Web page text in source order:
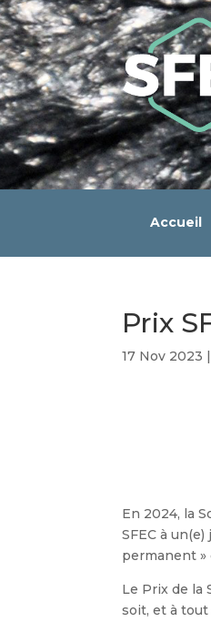
Accueil
Prix
17 Nov 2023
En 2024, la
SFEC à
permanent »
Le Prix de la
soit, et à